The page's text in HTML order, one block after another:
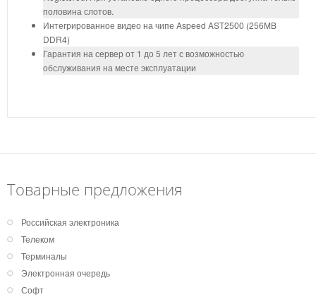
половина слотов.
Интегрированное видео на чипе Aspeed AST2500 (256MB
DDR4)
Гарантия на сервер от 1 до 5 лет с возможностью
обслуживания на месте эксплуатации
Товарные предложения
Российская электроника
Телеком
Терминалы
Электронная очередь
Софт